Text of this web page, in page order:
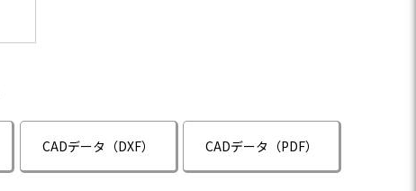
CADデータ（DXF） CADデータ（PDF）